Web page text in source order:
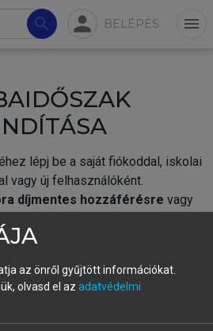
search person BELÉPÉS menu
lépj be a saját fiókoddal, iskolai
vagy új felhasználóként.
díjmentes hozzáférésre vagy
hozz létre új fiókot.
automatikusan
az önről gyűjtött információkat.
olvasd el az adatvédelmi